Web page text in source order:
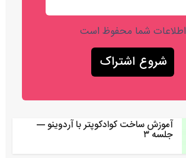
اطلاعات شما محفوظ است
آموزش ساخت کوادکوپتر با آردوینو —
جلسه ۳